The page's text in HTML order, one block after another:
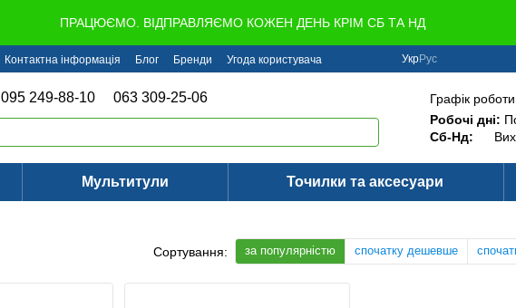
ПРАЦЮЄМО. ВІДПРАВЛЯЄМО КОЖЕН ДЕНЬ КРІМ СБ ТА НД
Контактна інформація Блог Бренди Угода користувача УкрРус
095 249-88-10 063 309-25-06
Графік
Робочі дні:
Сб-Нд:
Мультитули Точилки та аксесуари
Сортування: за популярністю спочатку дешевше